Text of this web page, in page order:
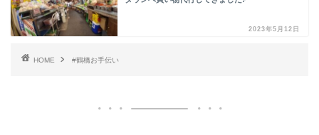
2023年5月12日
HOME #鶴橋お手伝い